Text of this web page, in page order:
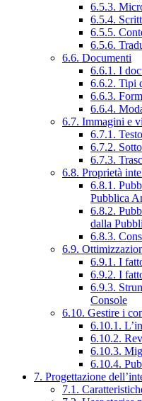
6.5.3.
6.5.4.
6.5.5.
6.5.6.
6.6. Documenti
6.6.1. I
6.6.2. Tipi
6.6.3.
6.6.4.
6.7. Immagini e
6.7.1.
6.7.2.
6.7.3.
6.8. Proprietà
6.8.1.
Pubblica
6.8.2.
dalla
6.8.3.
6.9.
6.9.1. I
6.9.2. I
6.9.3.
Console
6.10. Gestire i
6.10.1.
6.10.2.
6.10.3.
6.10.4.
7. Progettazione
7.1.